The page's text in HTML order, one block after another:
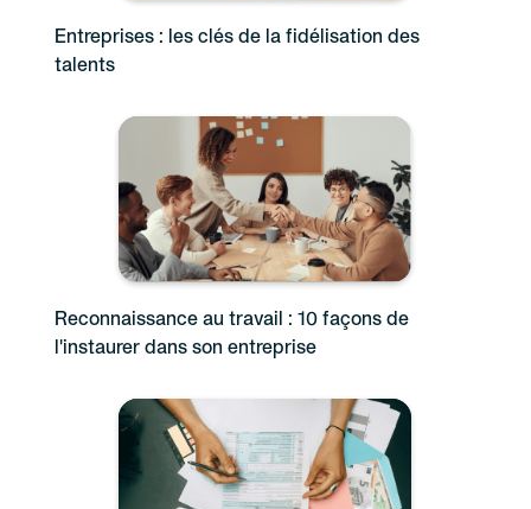
Entreprises : les clés de la fidélisation des
talents
Reconnaissance au travail : 10 façons de
l'instaurer dans son entreprise